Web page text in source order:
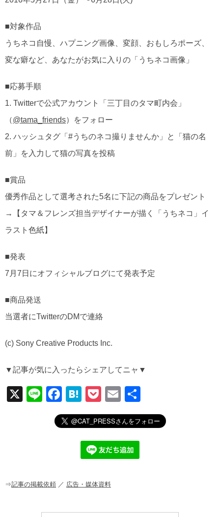
■対象作品
うちネコ自慢、ハプニング画像、変顔、おもしろポーズ、
変な癖など、あなたがお気に入りの「うちネコ画像」
■応募手順
1. Twitterで公式アカウント「三丁目のタマ町内会」
（@tama_friends）をフォロー
2. ハッシュタグ「#うちのネコ撮りませんか」と「猫の名
前」を入力して猫の写真を投稿
■賞品
優秀作品として選考された5名に下記の商品をプレゼント
→【タマ＆フレンズ担当デザイナーが描く「うちネコ」イ
ラスト色紙】
■発表
7月7日にオフィシャルブログにて発表予定
■商品発送
当選者にTwitterのDMで連絡
(c) Sony Creative Products Inc.
▼記事が気に入ったらシェアしてニャ▼
X
Li
F
a
c
o
H
at
e
n
a
P
o
ck
et
E
m
ail
有
⇒記事の掲載依頼 ／ 広告・媒体資料